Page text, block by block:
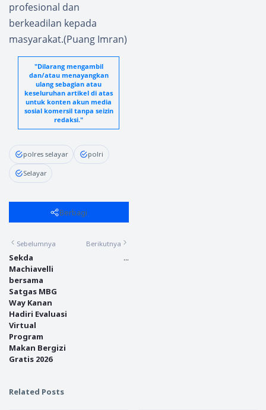
profesional dan
berkeadilan kepada
masyarakat.(Puang Imran)
"Dilarang mengambil
dan/atau menayangkan
ulang sebagian atau
keseluruhan artikel di atas
untuk konten akun media
sosial komersil tanpa seizin
redaksi."
polres selayar polri
Selayar
Berbagi
Sebelumnya
Sekda
Machiavelli
bersama
Satgas MBG
Way Kanan
Hadiri Evaluasi
Virtual
Program
Makan Bergizi
Gratis 2026
Berikutnya
...
Related Posts